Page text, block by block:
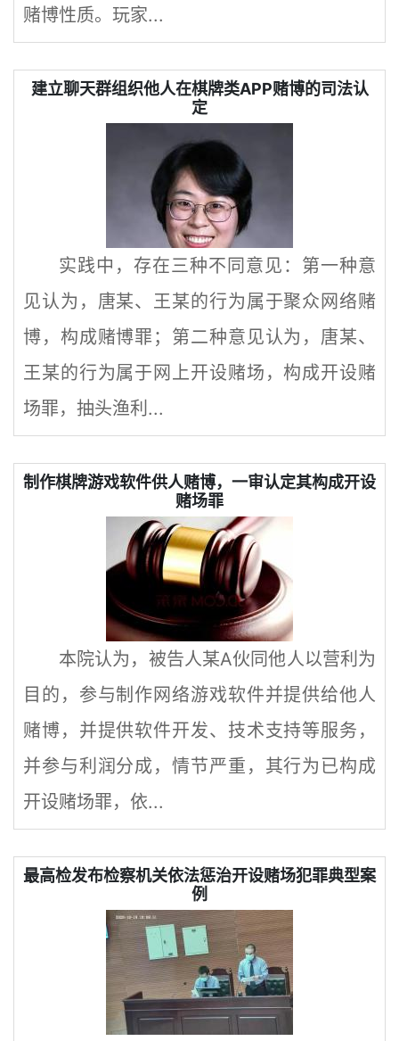
赌博性质。玩家...
建立聊天群组织他人在棋牌类APP赌博的司法认
定
实践中，存在三种不同意见：第一种意
见认为，唐某、王某的行为属于聚众网络赌
博，构成赌博罪；第二种意见认为，唐某、
王某的行为属于网上开设赌场，构成开设赌
场罪，抽头渔利...
制作棋牌游戏软件供人赌博，一审认定其构成开设
赌场罪
本院认为，被告人某A伙同他人以营利为
目的，参与制作网络游戏软件并提供给他人
赌博，并提供软件开发、技术支持等服务，
并参与利润分成，情节严重，其行为已构成
开设赌场罪，依...
最高检发布检察机关依法惩治开设赌场犯罪典型案
例